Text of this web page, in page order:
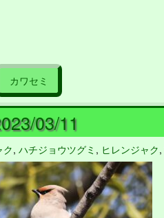
カワセミ
03/11
ク, ハチジョウツグミ , ヒレンジャク,